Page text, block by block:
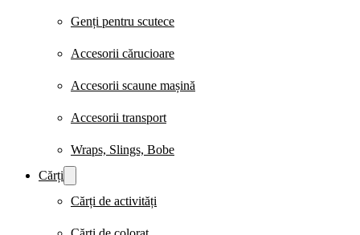
Genți pentru scutece
Accesorii cărucioare
Accesorii scaune mașină
Accesorii transport
Wraps, Slings, Bobe
Cărți
Cărți de activități